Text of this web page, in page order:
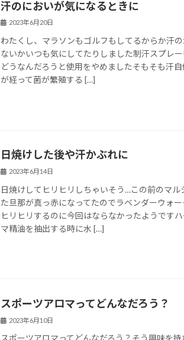
汗のにおいが気になるときに
2023年6月20日
わたくし、マラソンもゴルフもしてるからか汗
ないかいつも気にしてたりしました⁡⁡制汗スプレ
どうなんだろうと使用をやめました⁡⁡そもそも汗
が経って菌が繁殖する […]
日焼けした後や汗かぶれに
2023年6月14日
日焼けしてヒリヒリしちゃいそう…⁡この前のマル
た旦那が真っ赤になってたのでラベンダーウォ
ヒリヒリするのに今回はならなかったようです⁡
マ精油を抽出する時に水 […]
スポーツアロマってどんなだろう？
2023年6月10日